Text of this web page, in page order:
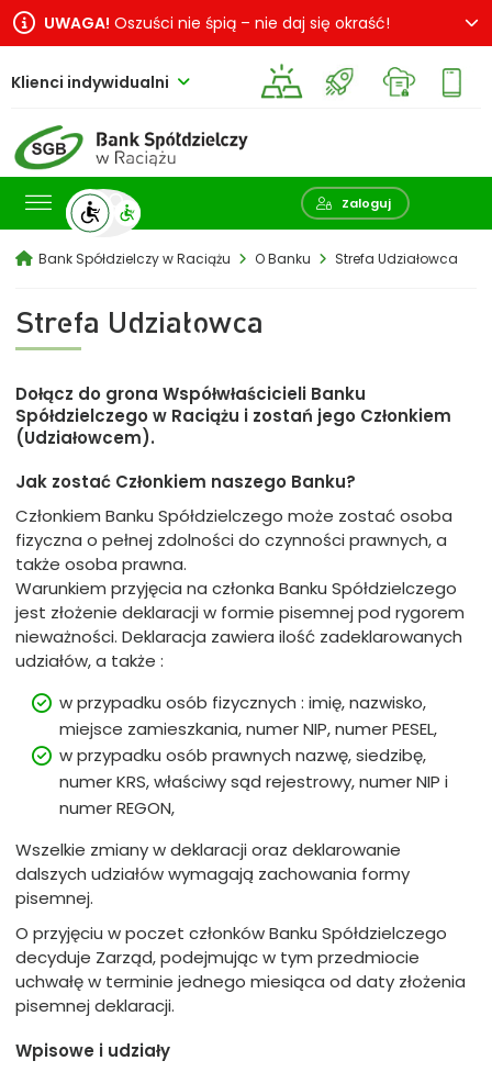
UWAGA! Oszuści nie śpią – nie daj się okraść!
Klienci indywidualni
Zaloguj
Pokaż wyszukiwarkę
Bank Spółdzielczy w Raciążu O Banku Strefa Udziałowca
Strefa Udziałowca
Dołącz do grona Współwłaścicieli Banku
Spółdzielczego w Raciążu i zostań jego Członkiem
(Udziałowcem).
Jak zostać Członkiem naszego Banku?
Członkiem Banku Spółdzielczego może zostać osoba
fizyczna o pełnej zdolności do czynności prawnych, a
także osoba prawna.
Warunkiem przyjęcia na członka Banku Spółdzielczego
jest złożenie deklaracji w formie pisemnej pod rygorem
nieważności. Deklaracja zawiera ilość zadeklarowanych
udziałów, a także :
w przypadku osób fizycznych : imię, nazwisko,
miejsce zamieszkania, numer NIP, numer PESEL,
w przypadku osób prawnych nazwę, siedzibę,
numer KRS, właściwy sąd rejestrowy, numer NIP i
numer REGON,
Wszelkie zmiany w deklaracji oraz deklarowanie
dalszych udziałów wymagają zachowania formy
pisemnej.
O przyjęciu w poczet członków Banku Spółdzielczego
decyduje Zarząd, podejmując w tym przedmiocie
uchwałę w terminie jednego miesiąca od daty złożenia
pisemnej deklaracji.
Wpisowe i udziały